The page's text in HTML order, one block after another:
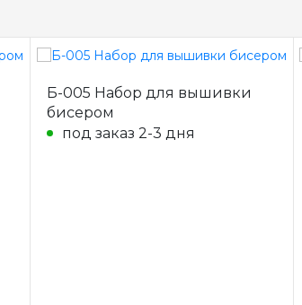
Б-005 Набор для вышивки
бисером
под заказ 2-3 дня